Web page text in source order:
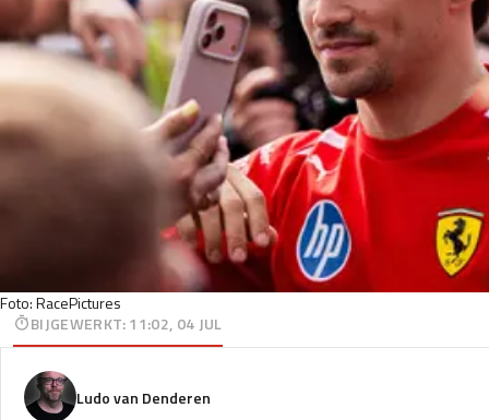
Foto: RacePictures
BIJGEWERKT:11:02, 04 JUL
Ludo van Denderen